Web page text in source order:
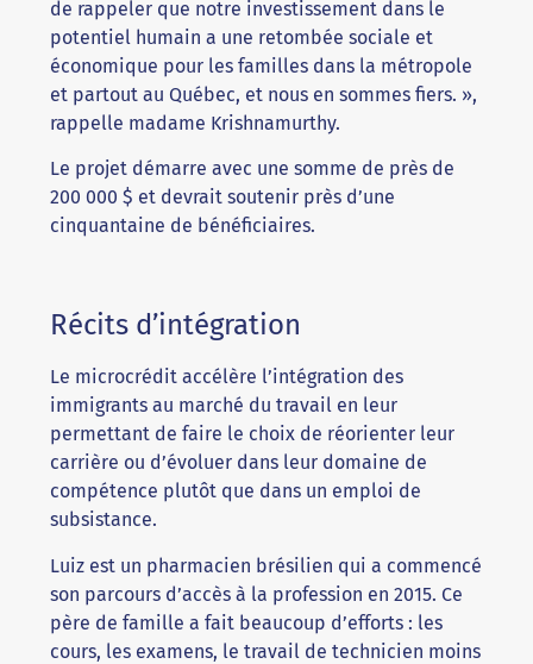
de rappeler que notre investissement dans le
potentiel humain a une retombée sociale et
économique pour les familles dans la métropole
et partout au Québec, et nous en sommes fiers. »,
rappelle madame Krishnamurthy.
Le projet démarre avec une somme de près de
200 000 $ et devrait soutenir près d’une
cinquantaine de bénéficiaires.
Récits d’intégration
Le microcrédit accélère l’intégration des
immigrants au marché du travail en leur
permettant de faire le choix de réorienter leur
carrière ou d’évoluer dans leur domaine de
compétence plutôt que dans un emploi de
subsistance.
Luiz est un pharmacien brésilien qui a commencé
son parcours d’accès à la profession en 2015. Ce
père de famille a fait beaucoup d’efforts : les
cours, les examens, le travail de technicien moins